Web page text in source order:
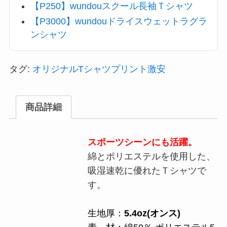
【P250】wundouスクール長袖Ｔシャツ
【P3000】wundouドライスウェットラグラ
ンシャツ
タグ: オリジナルTシャツプリント激安
商品詳細
スポーツシーンにも活躍。
綿とポリエステルを使用した、
吸湿速乾に優れたＴシャツで
す。
生地厚： 5.4oz(オンス)